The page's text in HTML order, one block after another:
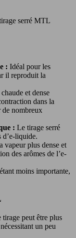
: Idéal pour les
il reproduit la
et dense
dans la
de nombreux
: Le tirage serré
d’e-liquide.
vapeur plus dense et
des arômes de l’e-
moins importante,
tirage peut être plus
un peu